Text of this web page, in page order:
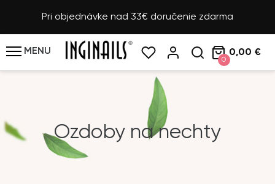
Pri objednávke nad 33€ doručenie zdarma
MENU
0
0,00 €
Ozdoby na nechty